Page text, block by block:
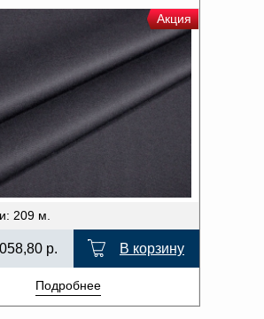
Акция
209 м.
р. В корзину
Подробнее